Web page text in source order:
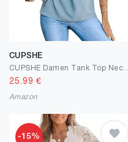
CUPSHE
25.99 €
Amazon
-15%